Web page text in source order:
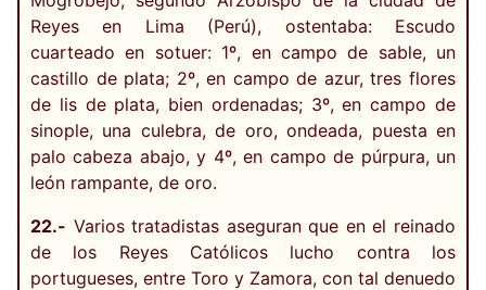
Reyes en Lima (Perú), ostentaba: Escudo
cuarteado en sotuer: 1º, en campo de sable, un
castillo de plata; 2º, en campo de azur, tres flores
de lis de plata, bien ordenadas; 3º, en campo de
sinople, una culebra, de oro, ondeada, puesta en
palo cabeza abajo, y 4º, en campo de púrpura, un
león rampante, de oro.
22.- Varios tratadistas aseguran que en el reinado
de los Reyes Católicos lucho contra los
portugueses, entre Toro y Zamora, con tal denuedo